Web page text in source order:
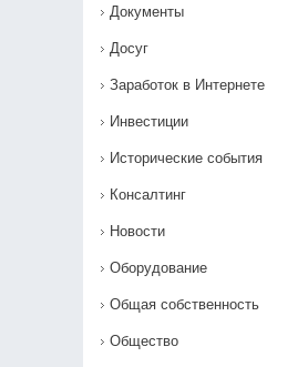
Документы
Досуг
Заработок в Интернете
Инвестиции
Исторические события
Консалтинг
Новости
Оборудование
Общая собственность
Общество